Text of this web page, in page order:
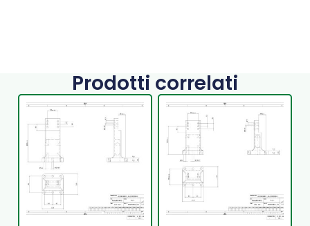
Prodotti correlati